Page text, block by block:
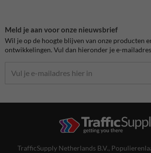
Meld je aan voor onze nieuwsbrief
Wil je op de hoogte blijven van onze producten
ontwikkelingen. Vul dan hieronder je e-
TrafficSupply Netherlands B.V.,